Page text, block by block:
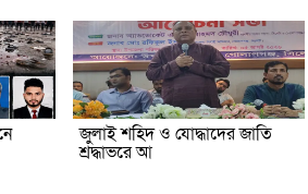
জুলাই শহিদ ও যোদ্ধাদের জাতি
শ্রদ্ধাভরে আ